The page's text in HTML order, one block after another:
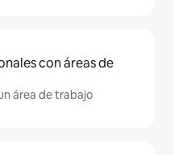
con áreas de
área de trabajo